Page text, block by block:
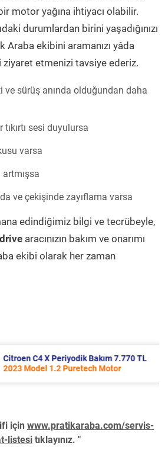
motor yağına ihtiyacı olabilir.
durumlardan birini yaşadığınızı
Araba ekibini aramanızı yâda
etmenizi tavsiye ederiz.
ve sürüş anında olduğundan daha
sesi duyulursa
varsa
artmışsa
ve çekişinde zayıflama varsa
edindiğimiz bilgi ve tecrübeyle,
aracınızın bakım ve onarımı
ekibi olarak her zaman
X Periyodik Bakım 7.770 TL
1.2 Puretech Motor
için www.pratikaraba.com/servis-
listesi tıklayınız. "